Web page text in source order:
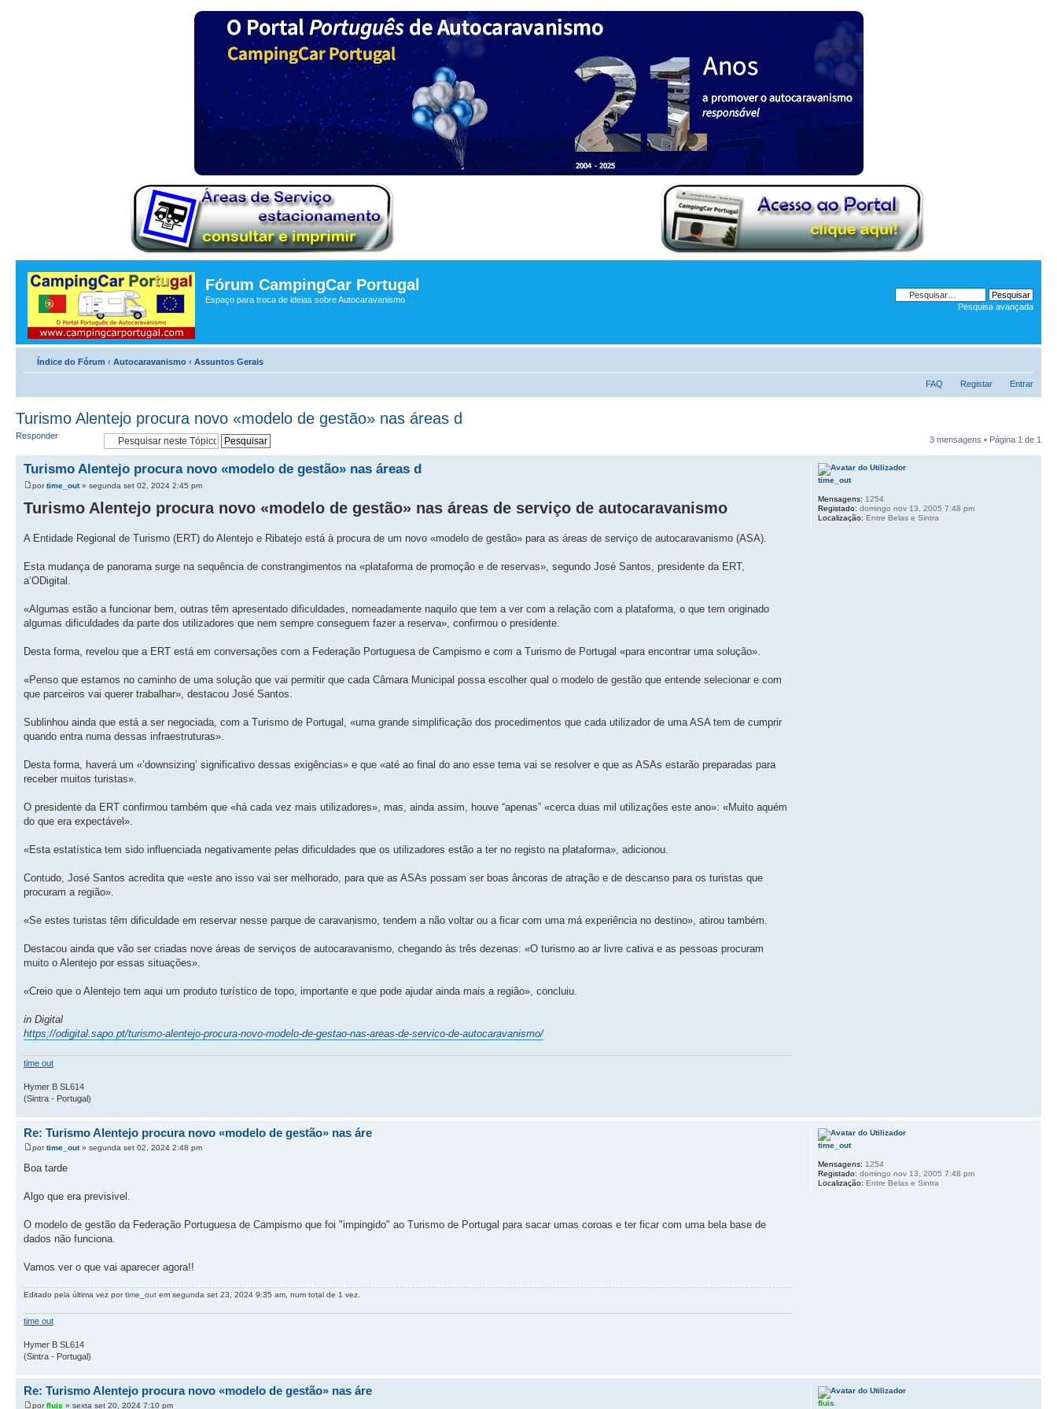
Fórum CampingCar Portugal
Espaço para troca de ideias sobre Autocaravanismo
Pesquisa avançada
Índice do Fórum ‹ Autocaravanismo ‹ Assuntos Gerais
FAQ Registar Entrar
Turismo Alentejo procura novo «modelo de gestão» nas áreas d
Responder 3 mensagens • Página 1 de 1
Turismo Alentejo procura novo «modelo de gestão» nas áreas d
portime_out» segunda set 02, 2024 2:45 pm
Turismo Alentejo procura novo «modelo de gestão» nas áreas de serviço de autocaravanismo
A Entidade Regional de Turismo (ERT) do Alentejo e Ribatejo está à procura de um novo «modelo de gestão» para as áreas de serviço de autocaravanismo (ASA).
Esta mudança de panorama surge na sequência de constrangimentos na «plataforma de promoção e de reservas», segundo José Santos, presidente da ERT,
a’ODigital.
«Algumas estão a funcionar bem, outras têm apresentado dificuldades, nomeadamente naquilo que tem a ver com a relação com a plataforma, o que tem originado
algumas dificuldades da parte dos utilizadores que nem sempre conseguem fazer a reserva», confirmou o presidente.
Desta forma, revelou que a ERT está em conversações com a Federação Portuguesa de Campismo e com a Turismo de Portugal «para encontrar uma solução».
«Penso que estamos no caminho de uma solução que vai permitir que cada Câmara Municipal possa escolher qual o modelo de gestão que entende selecionar e com
que parceiros vai querer trabalhar», destacou José Santos.
Sublinhou ainda que está a ser negociada, com a Turismo de Portugal, «uma grande simplificação dos procedimentos que cada utilizador de uma ASA tem de cumprir
quando entra numa dessas infraestruturas».
Desta forma, haverá um «’downsizing’ significativo dessas exigências» e que «até ao final do ano esse tema vai se resolver e que as ASAs estarão preparadas para
receber muitos turistas».
O presidente da ERT confirmou também que «há cada vez mais utilizadores», mas, ainda assim, houve “apenas” «cerca duas mil utilizações este ano»: «Muito aquém
do que era expectável».
«Esta estatística tem sido influenciada negativamente pelas dificuldades que os utilizadores estão a ter no registo na plataforma», adicionou.
Contudo, José Santos acredita que «este ano isso vai ser melhorado, para que as ASAs possam ser boas âncoras de atração e de descanso para os turistas que
procuram a região».
«Se estes turistas têm dificuldade em reservar nesse parque de caravanismo, tendem a não voltar ou a ficar com uma má experiência no destino», atirou também.
Destacou ainda que vão ser criadas nove áreas de serviços de autocaravanismo, chegando às três dezenas: «O turismo ao ar livre cativa e as pessoas procuram
muito o Alentejo por essas situações».
«Creio que o Alentejo tem aqui um produto turístico de topo, importante e que pode ajudar ainda mais a região», concluiu.
in Digital
https://odigital.sapo.pt/turismo-alentejo-procura-novo-modelo-de-gestao-nas-areas-de-servico-de-autocaravanismo/
time out
Hymer B SL614
(Sintra - Portugal)
time_out
Mensagens: 1254
Registado: domingo nov 13, 2005 7:48 pm
Localização: Entre Belas e Sintra
Re: Turismo Alentejo procura novo «modelo de gestão» nas áre
portime_out» segunda set 02, 2024 2:48 pm
Boa tarde
Algo que era previsivel.
O modelo de gestão da Federação Portuguesa de Campismo que foi "impingido" ao Turismo de Portugal para sacar umas coroas e ter ficar com uma bela base de
dados não funciona.
Vamos ver o que vai aparecer agora!!
Editado pela última vez portime_out em segunda set 23, 2024 9:35 am, num total de 1 vez.
time out
Hymer B SL614
(Sintra - Portugal)
time_out
Mensagens: 1254
Registado: domingo nov 13, 2005 7:48 pm
Localização: Entre Belas e Sintra
Re: Turismo Alentejo procura novo «modelo de gestão» nas áre
porfluis » sexta set 20, 2024 7:10 pm
fluis